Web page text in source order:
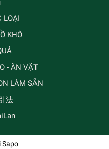
LOẠI
KHÔ
- ĂN VẶT
LÀM SẴN
法
Sapo